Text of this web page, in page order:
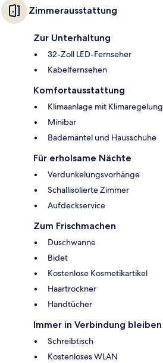
Zimmerausstattung
Zur Unterhaltung
32-Zoll LED-Fernseher
Kabelfernsehen
Komfortausstattung
Klimaanlage mit Klimaregelung
Minibar
Bademäntel und Hausschuhe
Für erholsame Nächte
Verdunkelungsvorhänge
Schallisolierte Zimmer
Aufdeckservice
Zum Frischmachen
Duschwanne
Bidet
Kostenlose Kosmetikartikel
Haartrockner
Handtücher
Immer in Verbindung bleiben
Schreibtisch
Kostenloses WLAN